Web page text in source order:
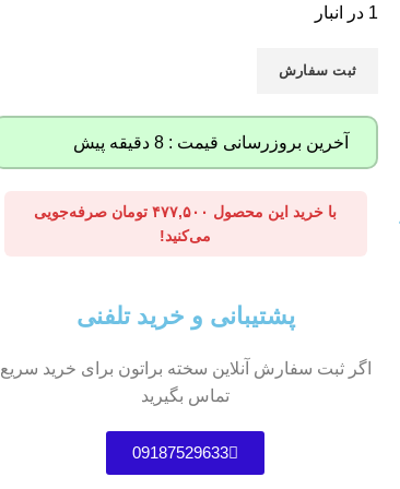
1 در انبار
ثبت سفارش
آخرین بروزرسانی قیمت : 8 دقیقه پیش
با خرید این محصول ۴۷۷,۵۰۰ تومان صرفه‌جویی
می‌کنید!
پشتیبانی و خرید تلفنی
اگر ثبت سفارش آنلاین سخته براتون برای خرید سریع
تماس بگیرید
09187529633